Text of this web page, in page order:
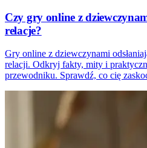
Czy gry online z
relacje?
Gry online z dziewczynami
relacji. Odkryj fakty, mity i
przewodniku. Sprawdź, co cię